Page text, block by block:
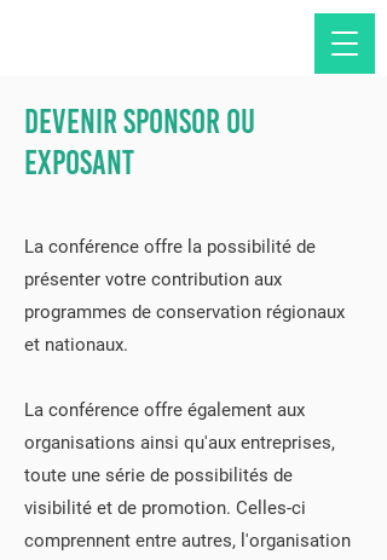
Devenir sponsor ou
exposant
La conférence offre la possibilité de
présenter votre contribution aux
programmes de conservation régionaux
et nationaux.
La conférence offre également aux
organisations ainsi qu'aux entreprises,
toute une série de possibilités de
visibilité et de promotion. Celles-ci
comprennent entre autres, l'organisation